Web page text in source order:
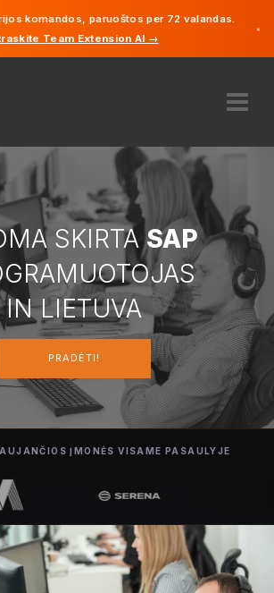
komandos, paruoštos per 72 valandas.
Team Extension AI →
×
PRADĖTI
Anglų
SKIRTASAP
IN LIETUVA
PRADĖTI!
ĮMONĖS VISAME PASAULYJE